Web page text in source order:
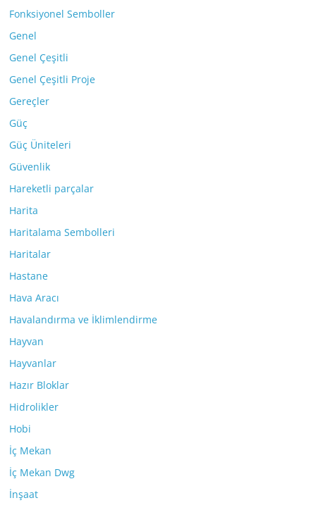
Fonksiyonel Semboller
Genel
Genel Çeşitli
Genel Çeşitli Proje
Gereçler
Güç
Güç Üniteleri
Güvenlik
Hareketli parçalar
Harita
Haritalama Sembolleri
Haritalar
Hastane
Hava Aracı
Havalandırma ve İklimlendirme
Hayvan
Hayvanlar
Hazır Bloklar
Hidrolikler
Hobi
İç Mekan
İç Mekan Dwg
İnşaat